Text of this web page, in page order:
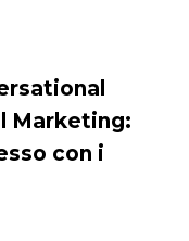
Marketing:
con i